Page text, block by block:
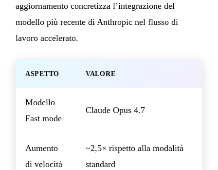
aggiornamento concretizza l’integrazione del
modello più recente di Anthropic nel flusso di
lavoro accelerato.
ASPETTO VALORE
Modello
Fast mode
Claude Opus 4.7
Aumento
di velocità
~2,5× rispetto alla modalità
standard